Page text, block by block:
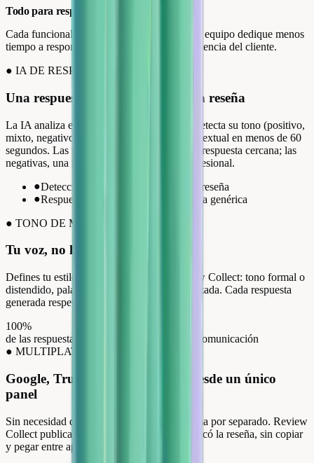
Todo para responder rápido, y bien.
Cada funcionalidad está pensada para que tu equipo dedique menos
tiempo a responder y más a mejorar la experiencia del cliente.
● IA DE RESPUESTA
Una respuesta generada para cada reseña
La IA analiza el contenido de cada reseña, detecta su tono (positivo,
mixto, negativo) y genera una respuesta contextual en menos de 60
segundos. Las reseñas positivas reciben una respuesta cercana; las
negativas, una respuesta de desescalada profesional.
●Detección automática del tono de la reseña
●Respuesta contextual, no una plantilla genérica
● TONO DE MARCA
Tu voz, no la de un robot
Defines tu estilo de comunicación en Review Collect: tono formal o
distendido, palabras a evitar, firma personalizada. Cada respuesta
generada respeta tus reglas al pie de la letra.
100%
de las respuestas respetan tus directrices de comunicación
● MULTIPLATAFORMA
Google, Trustpilot, Avis Vérifiés desde un único
panel
Sin necesidad de conectarte a cada plataforma por separado. Review
Collect publica tus respuestas donde se publicó la reseña, sin copiar
y pegar entre aplicaciones.